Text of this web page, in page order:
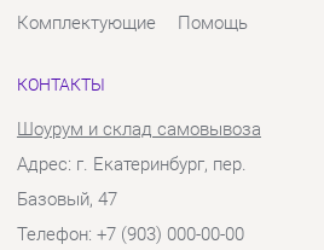
Телефон: +7 (903) 000-00-00
Пн - Пт:10:00 - 18:00 (GMT+5)
Отправить сообщение